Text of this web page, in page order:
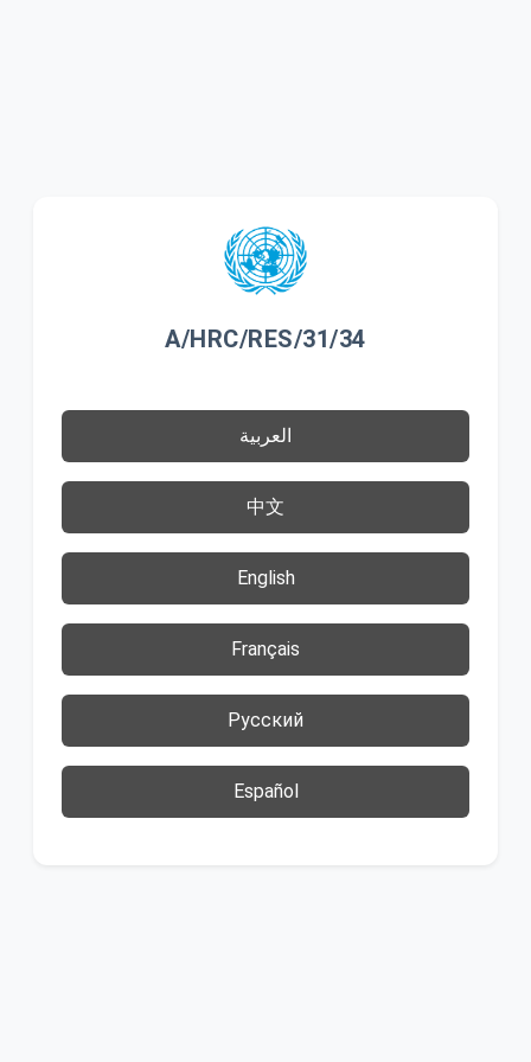
A/HRC/RES/31/34
العربية
中文
English
Français
Русский
Español